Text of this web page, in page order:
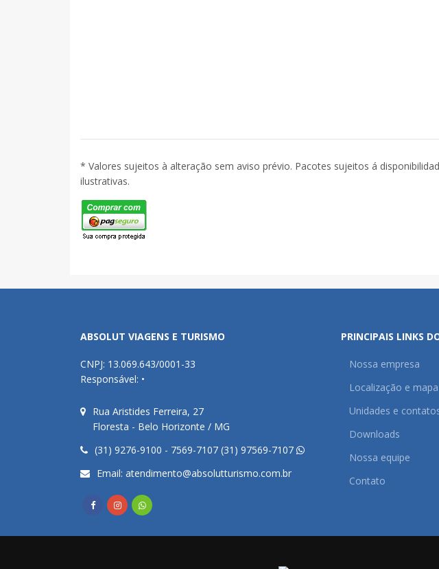
* Valores sujeitos à alteração sem aviso prévio. Pacotes sujeitos á
ilustrativas.
ABSOLUT VIAGENS E TURISMO
CNPJ: 13.069.643/0001-33
Responsável: •
Rua Aristides Ferreira, 27
Floresta - Belo Horizonte / MG
(31) 9276-9100 - 7569-7107 (31) 97569-7107
Email: atendimento@absolutturismo.com.br
PRINCIPAIS LINKS
Nossa empresa
Localização e mapa
Unidades e
Downloads
Nossa equipe
Contato